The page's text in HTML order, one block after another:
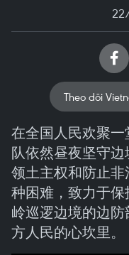
Theo dõi
在全国人民欢聚
队依然昼夜坚守
领土主权和防止
种困难，致力于
岭巡逻边境的边
方人民的心坎里。